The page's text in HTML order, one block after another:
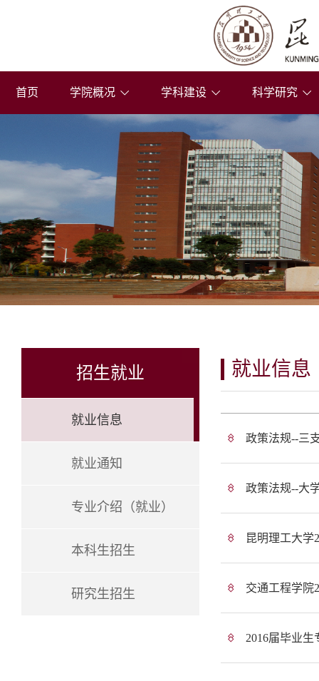
首页 学院概况 学科建设 科学研究
招生就业
就业信息
就业通知
专业介绍（就业）
本科生招生
研究生招生
就业信息
政策法规--三
政策法规--大
昆明理工大学
交通工程学院
2016届毕业